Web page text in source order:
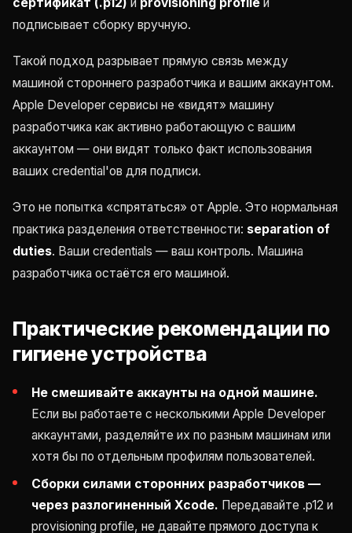
подписывает сборку вручную.
Такой подход разрывает прямую связь между
машиной стороннего разработчика и вашим аккаунтом.
Apple Developer сервисы не «видят» машину
разработчика как активно работающую с вашим
аккаунтом — они видят только факт использования
ваших credential'ов для подписи.
Это не попытка «спрятаться» от Apple. Это нормальная
практика разделения ответственности: separation of
duties. Ваши credentials — ваш контроль. Машина
разработчика остаётся его машиной.
Практические рекомендации по
гигиене устройства
Не смешивайте аккаунты на одной машине.
Если вы работаете с несколькими Apple Developer
аккаунтами, разделяйте их по разным машинам или
хотя бы по отдельным профилям пользователей.
Сборки силами сторонних разработчиков —
через разлогиненный Xcode. Передавайте .p12 и
provisioning profile, не давайте прямого доступа к